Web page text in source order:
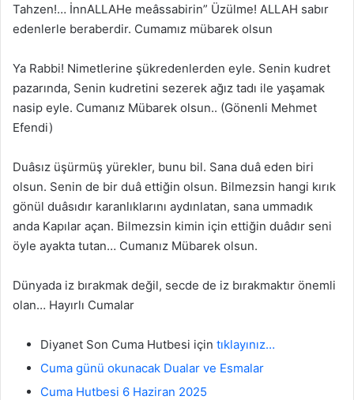
Tahzen!… İnnALLAHe meâssabirin” Üzülme! ALLAH sabır
edenlerle beraberdir. Cumamız mübarek olsun
Ya Rabbi! Nimetlerine şükredenlerden eyle. Senin kudret
pazarında, Senin kudretini sezerek ağız tadı ile yaşamak
nasip eyle. Cumanız Mübarek olsun.. (Gönenli Mehmet
Efendi)
Duâsız üşürmüş yürekler, bunu bil. Sana duâ eden biri
olsun. Senin de bir duâ ettiğin olsun. Bilmezsin hangi kırık
gönül duâsıdır karanlıklarını aydınlatan, sana ummadık
anda Kapılar açan. Bilmezsin kimin için ettiğin duâdır seni
öyle ayakta tutan… Cumanız Mübarek olsun.
Dünyada iz bırakmak değil, secde de iz bırakmaktır önemli
olan… Hayırlı Cumalar
Diyanet Son Cuma Hutbesi için tıklayınız…
Cuma günü okunacak Dualar ve Esmalar
Cuma Hutbesi 6 Haziran 2025